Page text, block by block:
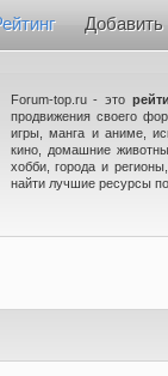
Добавить
Forum-top.ru - это
продвижения своего
игры, манга и аниме,
кино, домашние
хобби, города и
найти лучшие ресурсы